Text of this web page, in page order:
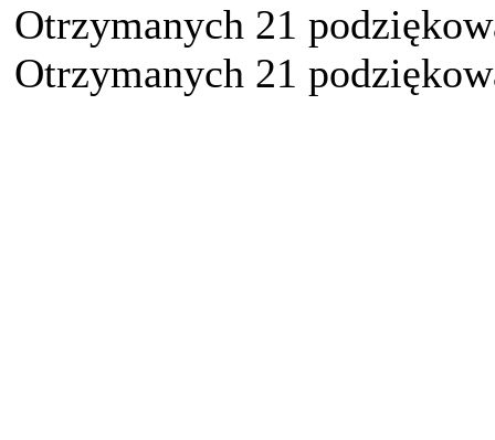
Otrzymanych 21
Otrzymanych 21